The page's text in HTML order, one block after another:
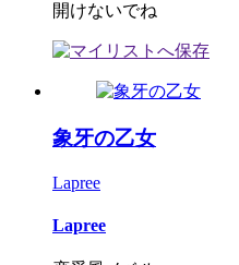
開けないでね
象牙の乙女
Lapree
Lapree